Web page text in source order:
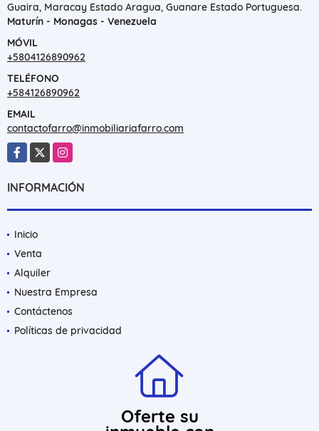
Guaira, Maracay Estado Aragua, Guanare Estado Portuguesa.
Maturín - Monagas - Venezuela
MÓVIL
+5804126890962
TELÉFONO
+584126890962
EMAIL
contactofarro@inmobiliariafarro.com
Facebook
X Instagram
INFORMACIÓN
Inicio
Venta
Alquiler
Nuestra Empresa
Contáctenos
Políticas de privacidad
Oferte su